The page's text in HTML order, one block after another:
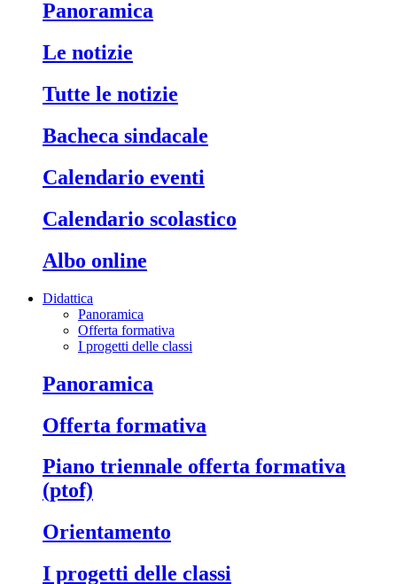
panoramica
le notizie
tutte le notizie
bacheca sindacale
calendario eventi
calendario scolastico
albo online
Didattica
Panoramica
Offerta formativa
I progetti delle classi
panoramica
offerta formativa
piano triennale offerta formativa
(ptof)
orientamento
i progetti delle classi